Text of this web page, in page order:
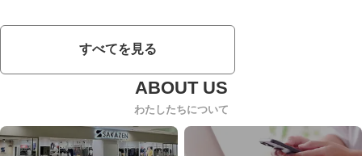
すべてを見る
わたしたちについて